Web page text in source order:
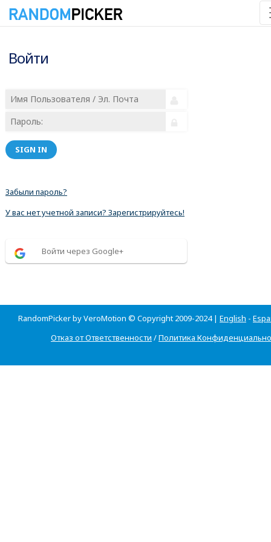
Войти
SIGN IN
Забыли пароль?
У вас нет учетной записи? Зарегистрируйтесь!
Войти через Google+
RandomPicker by VeroMotion © Copyright 2009-2024 | English -
Отказ от Ответственности /Политика